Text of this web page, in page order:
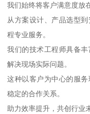
我们始终将客户满意度放
从方案设计、产品选型
程专业服务。
我们的技术工程师具备
解决现场实际问题。
这种以客户为中心的服
稳定的合作关系。
助力效率提升，共创行业